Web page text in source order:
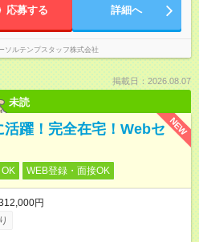
応募する 詳細へ
ソルテンプスタッフ株式会社
掲載日：2026.08.07
未読
NEW
躍！完全在宅！Webセ
WEB登録・面接OK
円